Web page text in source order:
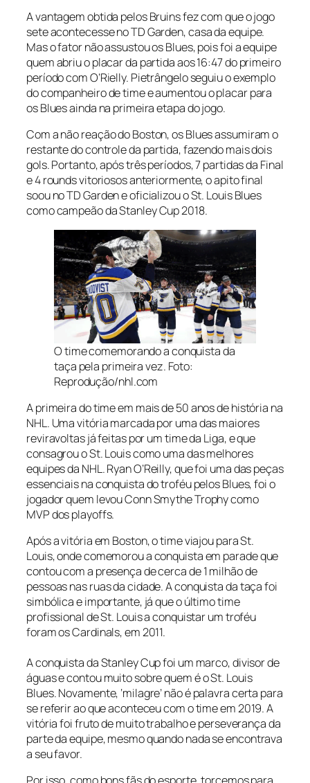
A vantagem obtida pelos Bruins fez com que o jogo
sete acontecesse no TD Garden, casa da equipe.
Mas o fator não assustou os Blues, pois foi a equipe
quem abriu o placar da partida aos 16:47 do primeiro
período com O’Rielly. Pietrângelo seguiu o exemplo
do companheiro de time e aumentou o placar para
os Blues ainda na primeira etapa do jogo.
Com a não reação do Boston, os Blues assumiram o
restante do controle da partida, fazendo mais dois
gols. Portanto, após três períodos, 7 partidas da Final
e 4 rounds vitoriosos anteriormente, o apito final
soou no TD Garden e oficializou o St. Louis Blues
como campeão da Stanley Cup 2018.
O time comemorando a conquista da
taça pela primeira vez. Foto:
Reprodução/nhl.com
A primeira do time em mais de 50 anos de história na
NHL. Uma vitória marcada por uma das maiores
reviravoltas já feitas por um time da Liga, e que
consagrou o St. Louis como uma das melhores
equipes da NHL. Ryan O’Reilly, que foi uma das peças
essenciais na conquista do troféu pelos Blues, foi o
jogador quem levou Conn Smythe Trophy como
MVP dosplayoffs.
Após a vitória em Boston, o time viajou para St.
Louis, onde comemorou a conquista em paradeque
contou com a presença de cerca de 1 milhão de
pessoas nas ruas da cidade. A conquista da taça foi
simbólica e importante, já que o último time
profissional de St. Louis a conquistar um troféu
foram os Cardinals, em 2011.
A conquista da Stanley Cup foi um marco, divisor de
águas e contou muito sobre quem é o St. Louis
Blues. Novamente, ‘milagre’ não é palavra certa para
se referir ao que aconteceu com o time em 2019. A
vitória foi fruto de muito trabalho e perseverança da
parte da equipe, mesmo quando nada se encontrava
a seu favor.